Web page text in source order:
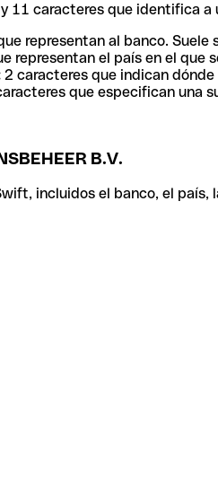
11 caracteres que identifica
representan al banco. Suele
representan el país en el que
2 caracteres que indican
que especifican una
B.V.
incluidos el banco, el país,